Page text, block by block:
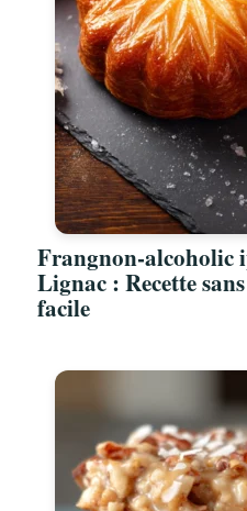
Frangnon-alcoholic
Lignac : Recette
facile